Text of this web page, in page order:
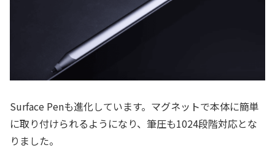
Surface Penも進化しています。マグネットで本体に簡単
に取り付けられるようになり、筆圧も1024段階対応とな
りました。